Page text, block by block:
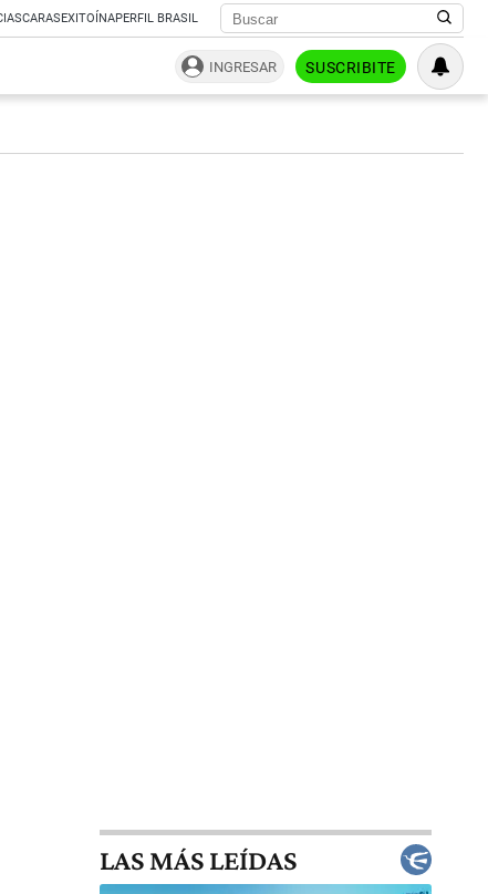
CARASEXITOÍNAPERFIL BRASIL
INGRESAR SUSCRIBITE
LAS MÁS LEÍDAS